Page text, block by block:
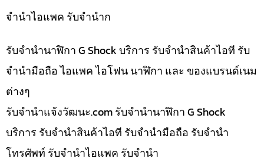
จำนำไอแพค รับจำนำก
รับจำนำนาฬิกา G Shock บริการ รับจำนำสินค้าไอที รับ
จำนำมือถือ ไอแพค ไอโฟน นาฬิกา และ ของแบรนด์เนม
ต่างๆ
รับจํานําแจ้งวัฒนะ.com รับจำนำนาฬิกา G Shock
บริการ รับจำนำสินค้าไอที รับจำนำมือถือ รับจำนำ
โทรศัพท์ รับจำนำไอแพค รับจำนำ